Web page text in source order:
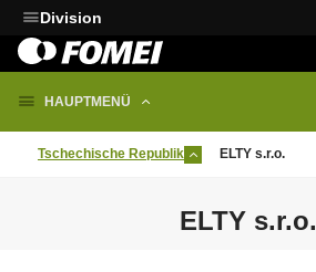
Division
HAUPTMENÜ
Tschechische Republik ELTY s.r.o.
ELTY s.r.o.